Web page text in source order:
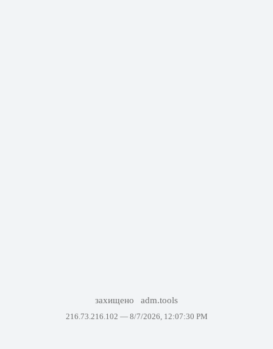
захищено adm.tools
216.73.216.102 — 8/7/2026, 12:07:30 PM